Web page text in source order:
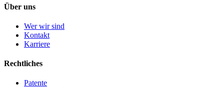
Über uns
Wer wir sind
Kontakt
Karriere
Rechtliches
Patente